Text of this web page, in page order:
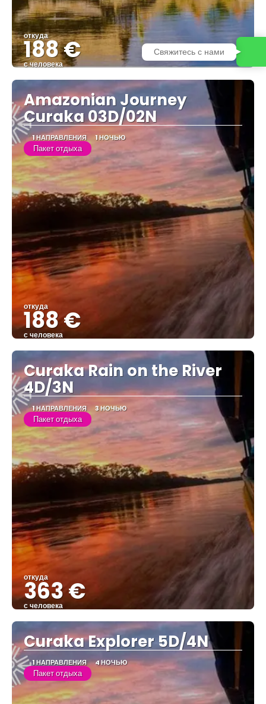
откуда
188 €
с человека
Видеть
Amazonian Journey
Curaka 03D/02N
1 НАПРАВЛЕНИЯ 1 НОЧЬЮ
Пакет отдыха
откуда
188 €
с человека
Видеть
Curaka Rain on the River
4D/3N
1 НАПРАВЛЕНИЯ 3 НОЧЬЮ
Пакет отдыха
откуда
363 €
с человека
Видеть
Curaka Explorer 5D/4N
1 НАПРАВЛЕНИЯ 4 НОЧЬЮ
Пакет отдыха
Свяжитесь с нами